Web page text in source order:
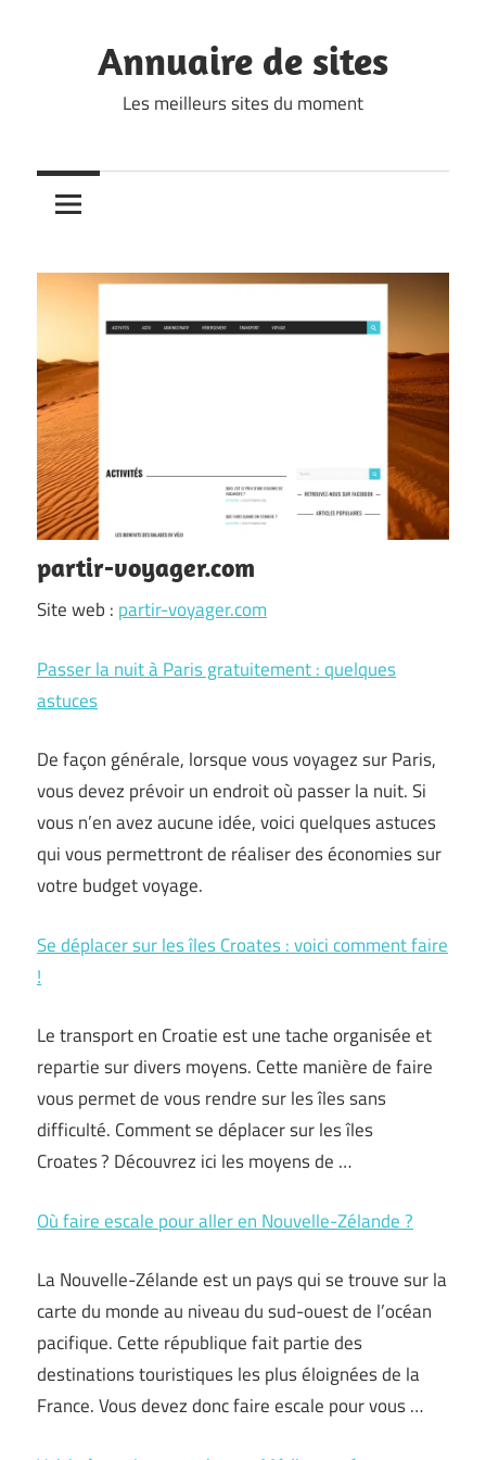
Annuaire de sites
Les meilleurs sites du moment
partir-voyager.com
Site web : partir-voyager.com
Passer la nuit à Paris gratuitement : quelques
astuces
De façon générale, lorsque vous voyagez sur Paris,
vous devez prévoir un endroit où passer la nuit. Si
vous n’en avez aucune idée, voici quelques astuces
qui vous permettront de réaliser des économies sur
votre budget voyage.
Se déplacer sur les îles Croates : voici comment faire
!
Le transport en Croatie est une tache organisée et
repartie sur divers moyens. Cette manière de faire
vous permet de vous rendre sur les îles sans
difficulté. Comment se déplacer sur les îles
Croates ? Découvrez ici les moyens de …
Où faire escale pour aller en Nouvelle-Zélande ?
La Nouvelle-Zélande est un pays qui se trouve sur la
carte du monde au niveau du sud-ouest de l’océan
pacifique. Cette république fait partie des
destinations touristiques les plus éloignées de la
France. Vous devez donc faire escale pour vous …